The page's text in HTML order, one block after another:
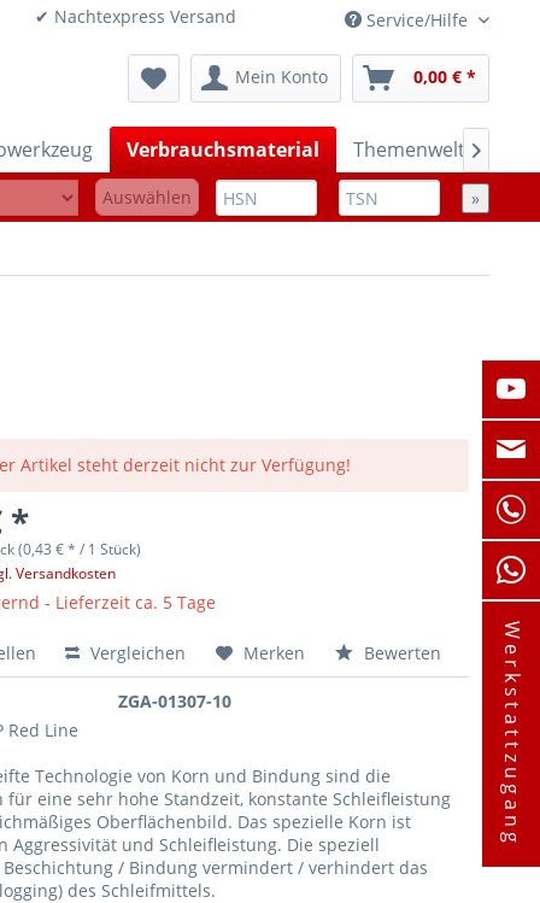
✔ Nachtexpress Versand Service/Hilfe
Mein Konto 0,00 € *
Verbrauchsmaterial Themenwelten

Auswählen »
Artikel steht derzeit nicht zur Verfügung!
*
(0,43 € * / 1 Stück)
Versandkosten
- Lieferzeit ca. 5 Tage
Vergleichen Merken Bewerten
ZGA-01307-10
Red Line
Technologie von Korn und Bindung sind die
für eine sehr hohe Standzeit, konstante Schleifleistung
Oberflächenbild. Das spezielle Korn ist
Aggressivität und Schleifleistung. Die speziell
/ Bindung vermindert / verhindert das
des Schleifmittels.
Werkstattzugang